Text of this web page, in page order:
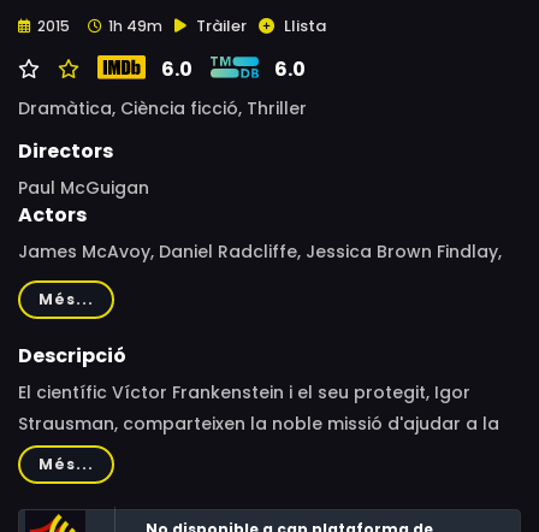
2015 1h 49m Tràiler Llista
6.0 6.0
Dramàtica, Ciència ficció, Thriller
Directors
Paul McGuigan
Actors
James McAvoy, Daniel Radcliffe, Jessica Brown Findlay,
Andrew Scott, Freddie Fox, Charles Dance, Daniel Mays,
Callum Turner, Bronson Webb, Spencer Wilding, Robin
Pearce, Di Botcher, Eve Ponsonby, Will Keen, Louise
Gatiss, Guillaume Delaunay, Robert J. Fraser, Valene
Kane, Adrian Schiller
Més...
Descripció
El científic Víctor Frankenstein i el seu protegit, Igor
Strausman, comparteixen la noble missió d'ajudar a la
humanitat partir d'una trencadora investigació sobre la
immortalitat.
Més...